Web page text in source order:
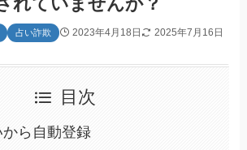
占い詐欺 2023年4月18日 2025年7月16日
目次
ら自動登録